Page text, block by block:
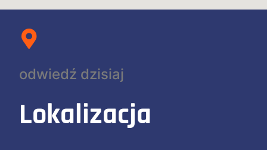
odwiedź dzisiaj
Lokalizacja